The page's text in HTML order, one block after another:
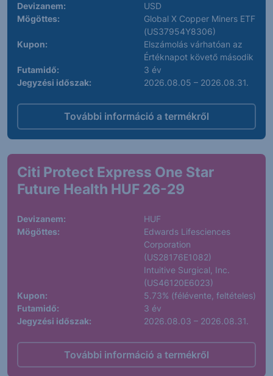
Devizanem:
USD
Mögöttes:
Global X Copper Miners ETF
(US37954Y8306)
Kupon:
Elszámolás várhatóan az
Értéknapot követő második
Futamidő:
3 év
Jegyzési időszak:
2026.08.05 – 2026.08.31.
További információ a termékről
Citi Protect Express One Star
Future Health HUF 26-29
Devizanem:
HUF
Mögöttes:
Edwards Lifesciences
Corporation
(US28176E1082)
Intuitive Surgical, Inc.
(US46120E6023)
Kupon:
5.73% (félévente, feltételes)
Futamidő:
3 év
Jegyzési időszak:
2026.08.03 – 2026.08.31.
További információ a termékről